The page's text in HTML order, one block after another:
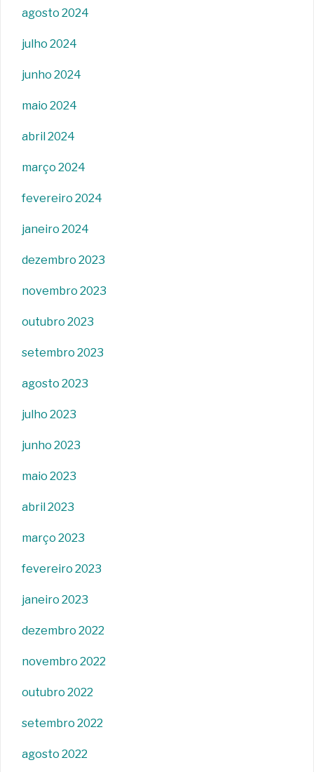
agosto 2024
julho 2024
junho 2024
maio 2024
abril 2024
março 2024
fevereiro 2024
janeiro 2024
dezembro 2023
novembro 2023
outubro 2023
setembro 2023
agosto 2023
julho 2023
junho 2023
maio 2023
abril 2023
março 2023
fevereiro 2023
janeiro 2023
dezembro 2022
novembro 2022
outubro 2022
setembro 2022
agosto 2022